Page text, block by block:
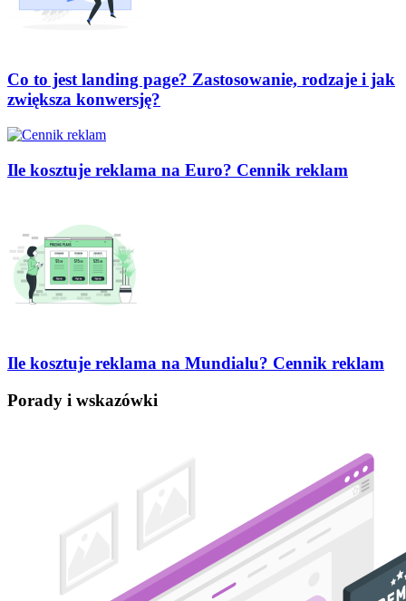
Co to jest landing page? Zastosowanie, rodzaje i jak
zwiększa konwersję?
Ile kosztuje reklama na Euro? Cennik reklam
Ile kosztuje reklama na Mundialu? Cennik reklam
Porady i wskazówki